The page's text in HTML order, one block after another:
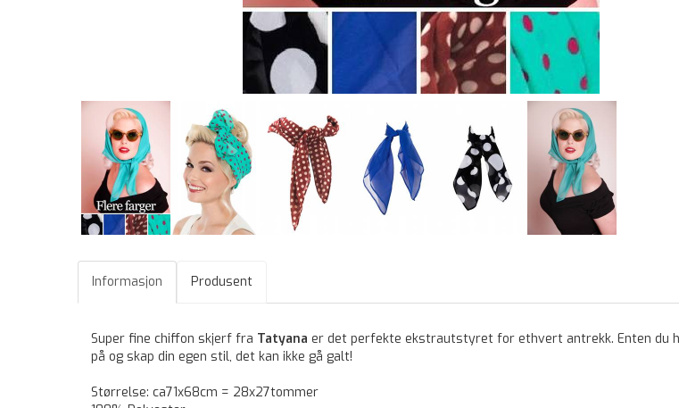
Informasjon Produsent
Super fine chiffon skjerf fra Tatyana er det perfekte ekstrautstyret for ethvert antrekk. Enten du
på og skap din egen stil, det kan ikke gå galt!
Størrelse: ca71x68cm = 28x27tommer